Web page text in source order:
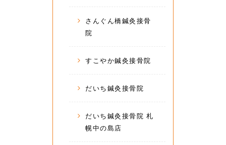
さんぐん橋鍼灸接骨
院
すこやか鍼灸接骨院
だいち鍼灸接骨院
だいち鍼灸接骨院 札
幌中の島店